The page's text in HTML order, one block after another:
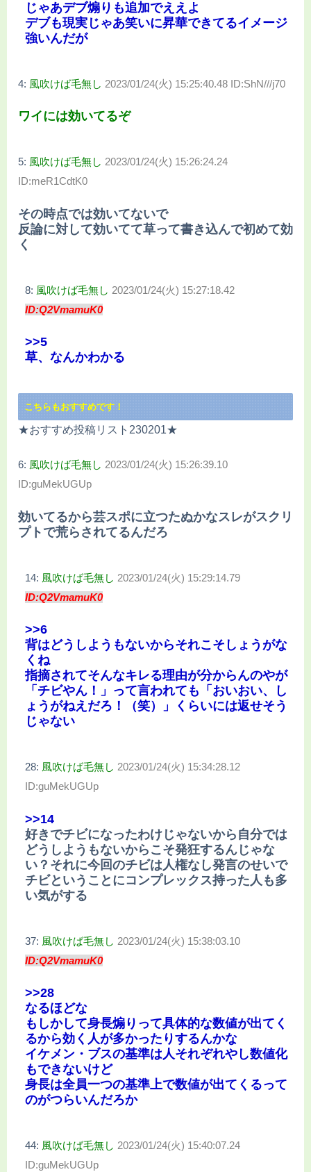
じゃあデブ煽りも追加でええよ
デブも現実じゃあ笑いに昇華できてるイメージ
強いんだが
4: 風吹けば毛無し 2023/01/24(火) 15:25:40.48 ID:ShN///j70
ワイには効いてるぞ
5: 風吹けば毛無し 2023/01/24(火) 15:26:24.24
ID:meR1CdtK0
その時点では効いてないで
反論に対して効いてて草って書き込んで初めて効
く
8: 風吹けば毛無し 2023/01/24(火) 15:27:18.42
ID:Q2VmamuK0
>>5
草、なんかわかる
こちらもおすすめです！
★おすすめ投稿リスト230201★
6: 風吹けば毛無し 2023/01/24(火) 15:26:39.10
ID:guMekUGUp
効いてるから芸スポに立つたぬかなスレがスクリ
プトで荒らされてるんだろ
14: 風吹けば毛無し 2023/01/24(火) 15:29:14.79
ID:Q2VmamuK0
>>6
背はどうしようもないからそれこそしょうがな
くね
指摘されてそんなキレる理由が分からんのやが
「チビやん！」って言われても「おいおい、し
ょうがねえだろ！（笑）」くらいには返せそう
じゃない
28: 風吹けば毛無し 2023/01/24(火) 15:34:28.12
ID:guMekUGUp
>>14
好きでチビになったわけじゃないから自分では
どうしようもないからこそ発狂するんじゃな
い？それに今回のチビは人権なし発言のせいで
チビということにコンプレックス持った人も多
い気がする
37: 風吹けば毛無し 2023/01/24(火) 15:38:03.10
ID:Q2VmamuK0
>>28
なるほどな
もしかして身長煽りって具体的な数値が出てく
るから効く人が多かったりするんかな
イケメン・ブスの基準は人それぞれやし数値化
もできないけど
身長は全員一つの基準上で数値が出てくるって
のがつらいんだろか
44: 風吹けば毛無し 2023/01/24(火) 15:40:07.24
ID:guMekUGUp